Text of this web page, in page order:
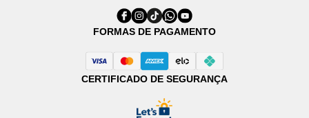
FORMAS DE PAGAMENTO
CERTIFICADO DE SEGURANÇA